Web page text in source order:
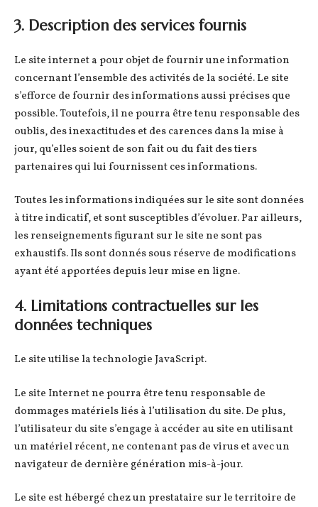
3. Description des services fournis
Le site internet a pour objet de fournir une information
concernant l’ensemble des activités de la société. Le site
s’efforce de fournir des informations aussi précises que
possible. Toutefois, il ne pourra être tenu responsable des
oublis, des inexactitudes et des carences dans la mise à
jour, qu’elles soient de son fait ou du fait des tiers
partenaires qui lui fournissent ces informations.
Toutes les informations indiquées sur le site sont données
à titre indicatif, et sont susceptibles d’évoluer. Par ailleurs,
les renseignements figurant sur le site ne sont pas
exhaustifs. Ils sont donnés sous réserve de modifications
ayant été apportées depuis leur mise en ligne.
4. Limitations contractuelles sur les
données techniques
Le site utilise la technologie JavaScript.
Le site Internet ne pourra être tenu responsable de
dommages matériels liés à l’utilisation du site. De plus,
l’utilisateur du site s’engage à accéder au site en utilisant
un matériel récent, ne contenant pas de virus et avec un
navigateur de dernière génération mis-à-jour.
Le site est hébergé chez un prestataire sur le territoire de